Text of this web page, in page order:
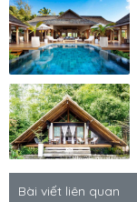
Bài viết liên quan